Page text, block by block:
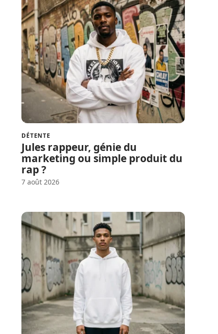
DÉTENTE
Jules rappeur, génie du
marketing ou simple produit du
rap ?
7 août 2026